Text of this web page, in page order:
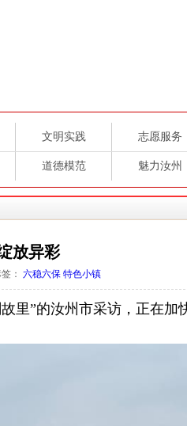
文明实践 志愿服务
道德模范 魅力汝州
放异彩
： 六稳六保 特色小镇
里”的汝州市采访，正在加